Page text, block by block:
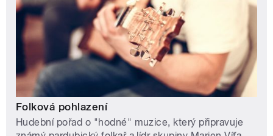
Folková pohlazení
Hudební pořad o "hodné" muzice, který připravuje